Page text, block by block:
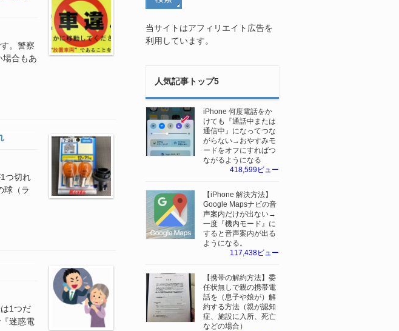
。警察
場合もあ
つ切れ
球（ラ
1つだ
迷惑電
当サイトはアフィリエイト広告を
利用しています。
人気記事トップ5
iPhone 何度電話をか
けても『通話中または
通信中』になってつな
がらない→おやすみモ
ードをオフにすればつ
ながるようになる
418,599ビュー
【iPhone 解決方法】
Google Mapsナビの音
声案内だけが出ない→
一度『機内モード』に
すると音声案内が出る
ようになる。
117,438ビュー
【携帯の解約方法】委
任状無しで親の携帯電
話を（息子や娘が）解
約する方法（親が認知
症、施設に入所、死亡
などの場合）